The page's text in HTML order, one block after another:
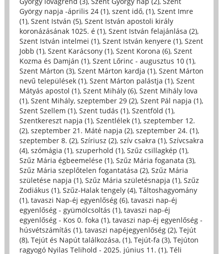
György napja -április 24 (1), szent idő, (1), Szent Imre
(1), Szent István (5), Szent István apostoli király
koronázásának 1025. é (1), Szent István felajánlása (2),
Szent István intelmei (1), Szent István kenyere (1), Szent
Jobb (1), Szent Karácsony (1), Szent Korona (6), Szent
Kozma és Damján (1), Szent Lőrinc - augusztus 10 (1),
Szent Márton (3), Szent Márton kardja (1), Szent Márton
nevű települések (1), Szent Márton palástja (1), Szent
Mátyás apostol (1), Szent Mihály (6), Szent Mihály lova
(1), Szent Mihály, szeptember 29 (2), Szent Pál napja (1),
Szent Szellem (1), Szent tudás (1), Szentföld (1),
Szentkereszt napja (1), Szentlélek (1), szeptember 12.
(2), szeptember 21. Máté napja (2), szeptember 24. (1),
szeptember 8. (2), Szíriusz (2), szív csakra (1), Szívcsakra
(4), szómágia (1), szuperhold (1), Szűz csillagkép (1),
Szűz Mária égbeemelése (1), Szűz Mária foganata (3),
Szűz Mária szeplőtelen fogantatása (2), Szűz Mária
születése napja (1), Szűz Mária születésnapja (1), Szűz
Zodiákus (1), Szűz-Halak tengely (4), Táltoshagyomány
(1), tavaszi Nap-éj egyenlőség (6), tavaszi nap-éj
egyenlőség - gyümölcsoltás (1), tavaszi nap-éj
egyenlőség - Kos 0. foka (1), tavaszi nap-éj egyenlőség -
húsvétszámítás (1), tavaszi napéjegyenlőség (2), Tejút
(8), Tejút és Napút találkozása, (1), Tejút-fa (3), Tejúton
ragyogó Nyilas Telihold - 2025. június 11. (1), Téli